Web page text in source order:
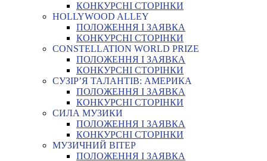
КОНКУРСНІ СТОРІНКИ
HOLLYWOOD ALLEY
ПОЛОЖЕННЯ І ЗАЯВКА
КОНКУРСНІ СТОРІНКИ
CONSTELLATION WORLD PRIZE
ПОЛОЖЕННЯ І ЗАЯВКА
КОНКУРСНІ СТОРІНКИ
СУЗІР’Я ТАЛАНТІВ: АМЕРИКА
ПОЛОЖЕННЯ І ЗАЯВКА
КОНКУРСНІ СТОРІНКИ
СИЛА МУЗИКИ
ПОЛОЖЕННЯ І ЗАЯВКА
КОНКУРСНІ СТОРІНКИ
МУЗИЧНИЙ ВІТЕР
ПОЛОЖЕННЯ І ЗАЯВКА